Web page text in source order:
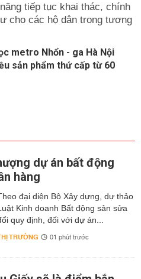
tiếp tục khai thác, chính
cho các hộ dân trong tương
metro Nhổn - ga Hà Nội
sản phẩm thứ cấp từ 60
dự án bất động
hàng
đại diện Bộ Xây dựng, dự thảo
Kinh doanh Bất động sản sửa
quy định, đối với dự án...
TRƯỜNG 01 phút trước